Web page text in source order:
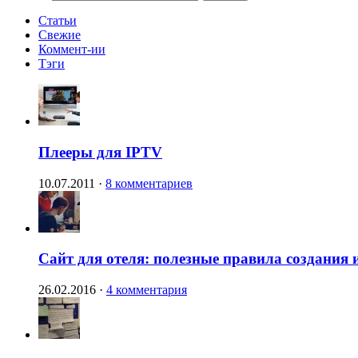
Статьи
Свежие
Коммент-ии
Тэги
Плееры для IPTV
10.07.2011 · 8 комментариев
Сайт для отеля: полезные правила создания
26.02.2016 · 4 комментария